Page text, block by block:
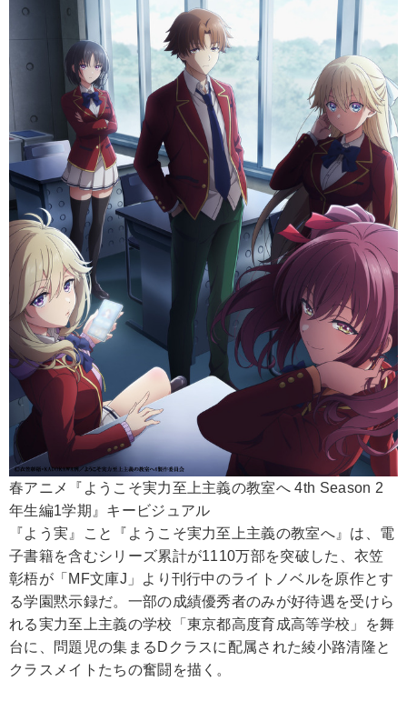
春アニメ『ようこそ実力至上主義の教室へ 4th Season 2
年生編1学期』キービジュアル
『よう実』こと『ようこそ実力至上主義の教室へ』は、電
子書籍を含むシリーズ累計が1110万部を突破した、衣笠
彰梧が「MF文庫J」より刊行中のライトノベルを原作とす
る学園黙示録だ。一部の成績優秀者のみが好待遇を受けら
れる実力至上主義の学校「東京都高度育成高等学校」を舞
台に、問題児の集まるDクラスに配属された綾小路清隆と
クラスメイトたちの奮闘を描く。